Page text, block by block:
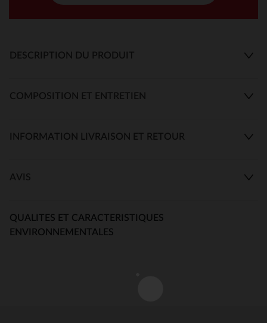
DESCRIPTION DU PRODUIT
COMPOSITION ET ENTRETIEN
INFORMATION LIVRAISON ET RETOUR
AVIS
QUALITES ET CARACTERISTIQUES
ENVIRONNEMENTALES